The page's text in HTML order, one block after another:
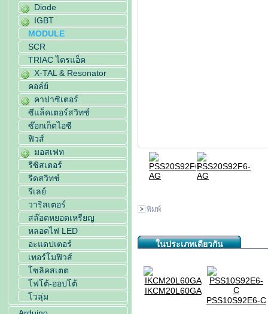
Diode
IGBT
MODULE
SCR
TRIAC ไตรแอ็ค
X-TAL & Resonator
คอล์ย์
คาปาซิเตอร์
ซีแล็คเตอร์สวิทช์
ซ๊อกเก็ตไอซี
ฟิวส์
มอสเฟท
รีซิสเตอร์
รีดสวิทช์
รีเลย์
วาริสเตอร์
สล๊อตหยอดเหรียญ
หลอดไฟ LED
อะแดปเตอร์
เทอร์โมฟิวส์
โซลิคสเตต
โฟโต้-ออปโต้
โวลุ่ม
พิมพ์
ในประเภทเดียวกัน
PS21964-4C...
IKCM20L60GA
PSS10S92E6-C